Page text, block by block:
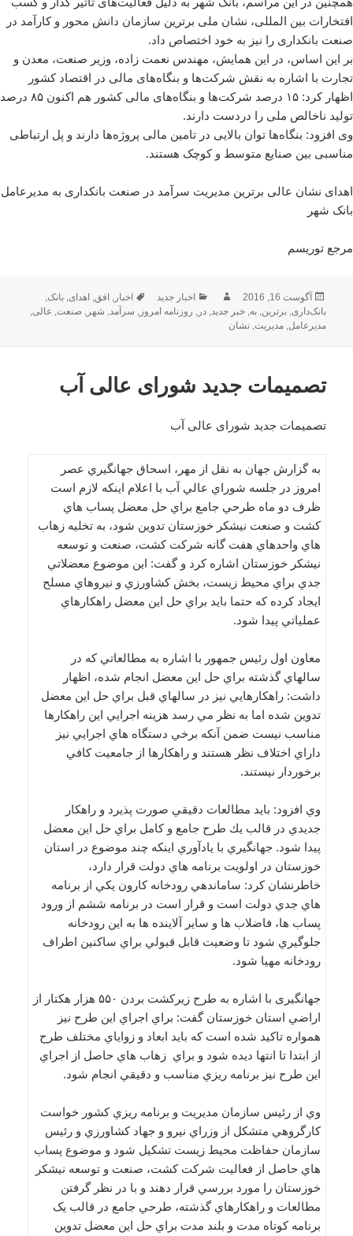
افتخارات بین المللی، نشان ملی برترین سازمان دانش محور و کارآمد در
صنعت بانکداری را نیز به خود اختصاص داد.
بر این اساس، در این همایش، مهندس نعمت زاده، وزیر صنعت، معدن و
تجارت با اشاره به نقش شرکت‌ها و بنگاه‌های مالی در اقتصاد کشور
اظهار کرد: ۱۵ درصد شرکت‌ها و بنگاه‌های مالی کشور هم اکنون ۸۵ درصد
تولید ناخالص ملی را دردست دارند.
وی افزود: بنگاه‌ها توان بالایی در تامین مالی پروژه‌ها دارند و پل ارتباطی
مناسبی بین صنایع متوسط و کوچک هستند.
اهدای نشان عالی برترین مدیریت سرآمد در صنعت بانکداری به مدیرعامل
بانک شهر
مرجع توریسم
ارسال
شده
در
آگوست 16, 2016 نویسندهدسته‌ها
اخبار جدید برچسب‌ها
اخبار, افق, اهدای,بانک,
بانک‌داری,برترین,به,خبر جدید,در, روزنامه امروز, سرآمد, شهر,صنعت, عالی,
مدیرعامل,مدیریت,نشان
تصمیمات جدید شورای عالی آب
تصمیمات جدید شورای عالی آب
به گزارش جهان به نقل از مهر، اسحاق جهانگيري عصر
امروز در جلسه شوراي عالي آب با اعلام اینکه لازم است
ظرف دو ماه طرحي جامع براي حل معضل پساب هاي
كشت و صنعت نيشكر خوزستان تدوين شود، به تخليه زهاب
هاي واحدهاي هفت گانه شركت كشت، صنعت و توسعه
نيشكر خوزستان اشاره کرد و گفت: اين موضوع معضلاتي
جدي براي محيط زيست، بخش كشاورزي و نيروهاي مسلح
ايجاد كرده كه حتما بايد براي حل اين معضل راهكارهاي
عملياتي پيدا شود.
معاون اول رئيس جمهور با اشاره به مطالعاتي كه در
سالهاي گذشته براي حل اين معضل انجام شده، اظهار
داشت: راهكارهايي نيز در سالهاي قبل براي حل اين معضل
تدوين شده اما به نظر مي رسد هزينه اجرايي اين راهكارها
مناسب نيست ضمن آنكه برخي دستگاه هاي اجرايي نيز
داراي اختلاف نظر هستند و راهكارها از جامعيت كافي
برخوردار نيستند.
وي افزود: بايد مطالعات دقيقي صورت پذيرد و راهكار
جديدي در قالب يك طرح جامع و كامل براي حل اين معضل
پيدا شود. جهانگيري با يادآوري اينكه چند موضوع در استان
خوزستان در اولويت برنامه هاي دولت قرار دارد،
خاطرنشان كرد: ساماندهي رودخانه كارون يكي از برنامه
هاي جدي دولت است و قرار است در برنامه ششم از ورود
پساب ها، فاضلاب ها و ساير آلاينده ها به اين رودخانه
جلوگيري شود تا وضعيت قابل قبولي براي ساكنين اطراف
رودخانه مهيا شود.
جهانگیری با اشاره به طرح زيركشت بردن ۵۵۰ هزار هكتار از
اراضي استان خوزستان گفت: براي اجراي اين طرح نيز
همواره تاكيد شده است كه بايد ابعاد و زواياي مختلف طرح
از ابتدا تا انتها ديده شود و براي زهاب هاي حاصل از اجراي
اين طرح نيز برنامه ريزي مناسب و دقيقي انجام شود.
وي از رئیس سازمان مديريت و برنامه ريزي كشور خواست
كارگروهي متشكل از وزراي نيرو و جهاد كشاورزي و رئيس
سازمان حفاظت محيط زيست تشكيل شود و موضوع پساب
هاي حاصل از فعاليت شركت كشت، صنعت و توسعه نيشكر
خوزستان را مورد بررسي قرار دهند و با در نظر گرفتن
مطالعات و راهكارهاي گذشته، طرحي جامع در قالب يک
برنامه كوتاه مدت و بلند مدت براي حل اين معضل تدوين